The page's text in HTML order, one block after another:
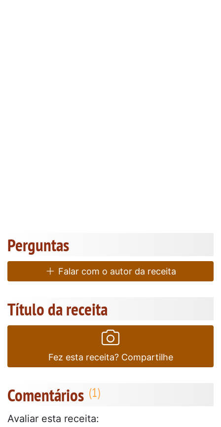
Perguntas
Falar com o autor da receita
Título da receita
Fez esta receita? Compartilhe
Comentários
Avaliar esta receita: